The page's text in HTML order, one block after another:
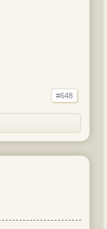
#648